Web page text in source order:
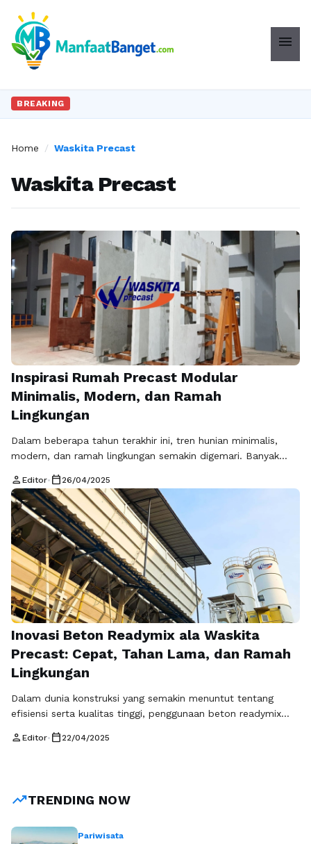
menu
BREAKING
Home / Waskita Precast
Waskita Precast
Inspirasi Rumah Precast Modular
Minimalis, Modern, dan Ramah
Lingkungan
Dalam beberapa tahun terakhir ini, tren hunian minimalis,
modern, dan ramah lingkungan semakin digemari. Banyak
hanya cepat dan hemat biaya, tetapi juga memiliki kualitas
yang terjamin serta berdampak positif bagi lingkungan. Salah
satu jawaban dari kebutuhan tersebut adalah hadirnya rumah
precast modular. Dengan memanfaatkan teknologi beton
precast, …Baca Selengkapnya
person Editor• calendar_today 26/04/2025
Inovasi Beton Readymix ala Waskita
Precast: Cepat, Tahan Lama, dan Ramah
Lingkungan
Dalam dunia konstruksi yang semakin menuntut tentang
efisiensi serta kualitas tinggi, penggunaan beton readymix
ini bukan hanya mempercepat proses pembangunan, tapi
perusahaan manufaktur terpercaya …
person Editor• calendar_today 22/04/2025
trending_upTRENDING NOW
Pariwisata